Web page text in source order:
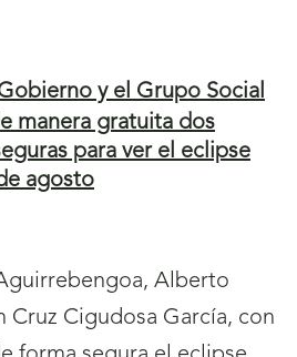
y el Grupo Social
manera gratuita dos
para ver el eclipse
agosto